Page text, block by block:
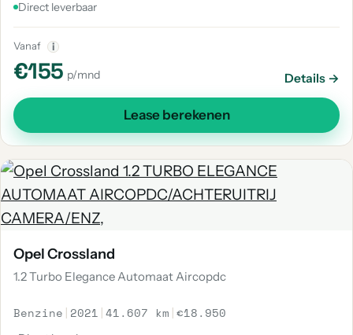
Direct leverbaar
Vanaf i
€155 p/mnd Details →
Lease berekenen
Opel Crossland
1.2 Turbo Elegance Automaat Aircopdc
Benzine | 2021 |41.607 km |€18.950